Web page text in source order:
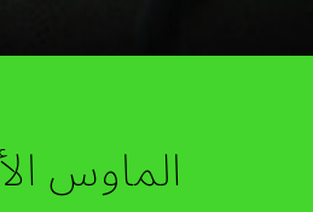
الماوس